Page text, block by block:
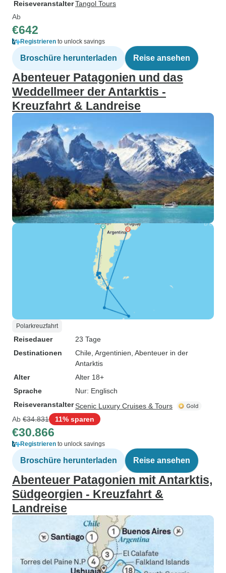
ReiseveranstalterTangol Tours
Ab
€642
Registrieren to unlock savings
Broschüre herunterladen Reise ansehen
Abenteuer Patagonien und das
Weddellmeer der Antarktis -
Kreuzfahrt & Landreise
Polarkreuzfahrt
Reisedauer
23 Tage
Destinationen
Chile , Argentinien , Abenteuer in der
Antarktis
Alter
Alter 18+
Sprache
Nur: Englisch
ReiseveranstalterScenic Luxury Cruises & Tours
Ab €34.831 11% sparen
€30.866
Registrieren to unlock savings
Broschüre herunterladen Reise ansehen
Abenteuer Patagonien mit Antarktis,
Südgeorgien - Kreuzfahrt &
Landreise